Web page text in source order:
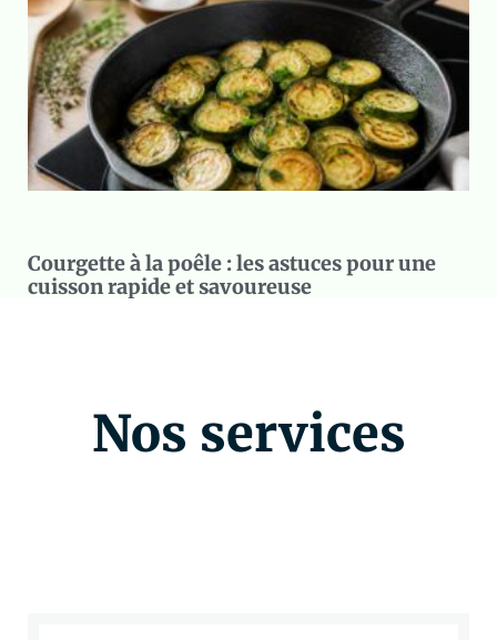
Courgette à la poêle : les astuces pour une
cuisson rapide et savoureuse
Nos services